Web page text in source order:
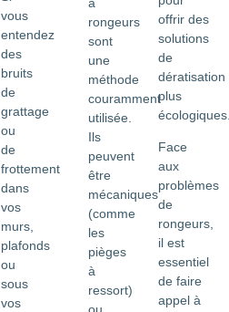
vous
entendez
des
bruits
de
grattage
ou
de
frottement
dans
vos
murs,
plafonds
ou
sous
vos
rongeurs
sont
une
méthode
couramment
utilisée.
Ils
peuvent
être
mécaniques
(comme
les
pièges
à
ressort)
ou
offrir des
solutions
de
dératisation
plus
Face
aux
problèmes
de
rongeurs,
il est
essentiel
de faire
appel à